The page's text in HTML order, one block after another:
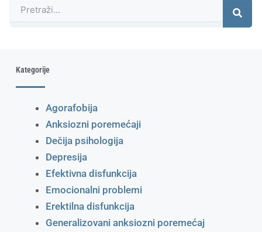
Kategorije
Agorafobija
Anksiozni poremećaji
Dečija psihologija
Depresija
Efektivna disfunkcija
Emocionalni problemi
Erektilna disfunkcija
Generalizovani anksiozni poremećaj